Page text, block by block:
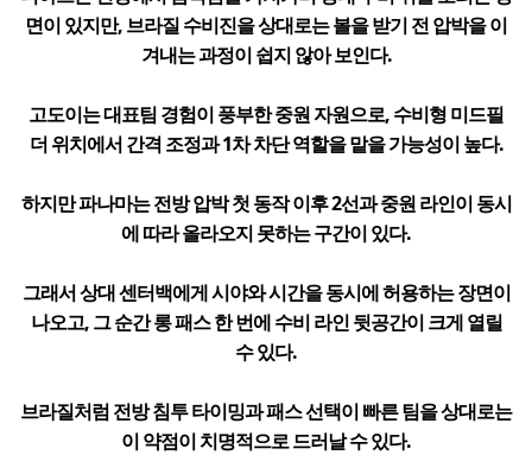
면이 있지만, 브라질 수비진을 상대로는 볼을 받기 전 압박을 이
겨내는 과정이 쉽지 않아 보인다.
고도이는 대표팀 경험이 풍부한 중원 자원으로, 수비형 미드필
더 위치에서 간격 조정과 1차 차단 역할을 맡을 가능성이 높다.
하지만 파나마는 전방 압박 첫 동작 이후 2선과 중원 라인이 동시
에 따라 올라오지 못하는 구간이 있다.
그래서 상대 센터백에게 시야와 시간을 동시에 허용하는 장면이
나오고, 그 순간 롱 패스 한 번에 수비 라인 뒷공간이 크게 열릴
수 있다.
브라질처럼 전방 침투 타이밍과 패스 선택이 빠른 팀을 상대로는
이 약점이 치명적으로 드러날 수 있다.